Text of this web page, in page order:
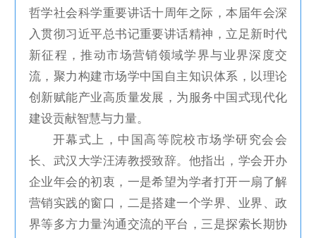
哲学社会科学重要讲话十周年之际，本届年会深
入贯彻习近平总书记重要讲话精神，立足新时代
新征程，推动市场营销领域学界与业界深度交
流，聚力构建市场学中国自主知识体系，以理论
创新赋能产业高质量发展，为服务中国式现代化
建设贡献智慧与力量。
开幕式上，中国高等院校市场学研究会会
长、武汉大学汪涛教授致辞。他指出，学会开办
企业年会的初衷，一是希望为学者打开一扇了解
营销实践的窗口，二是搭建一个学界、业界、政
界等多方力量沟通交流的平台，三是探索长期协